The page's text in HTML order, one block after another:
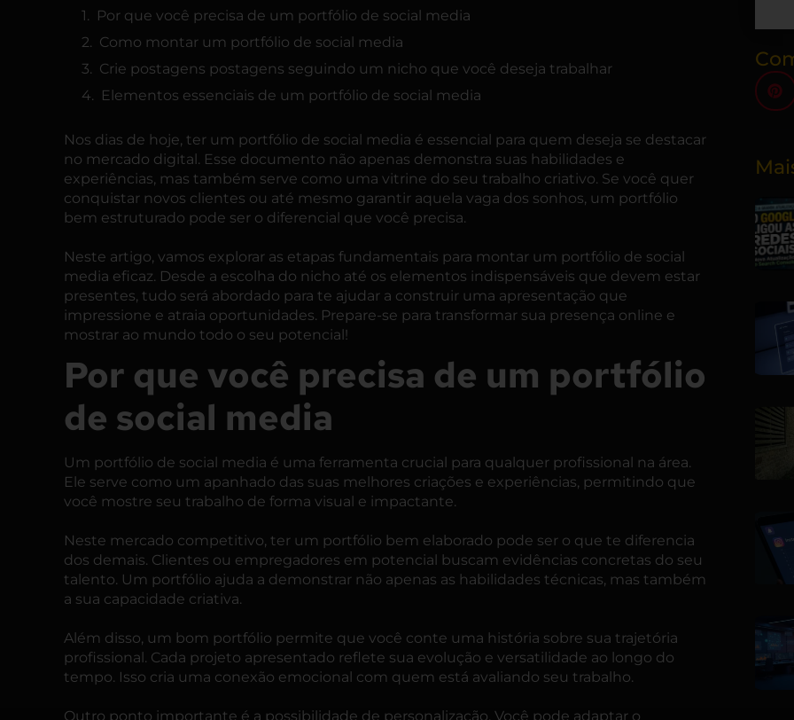
Por que você precisa de um portfólio de social media
Como montar um portfólio de social media
Crie postagens postagens seguindo um nicho que você deseja trabalhar
Elementos essenciais de um portfólio de social media
Nos dias de hoje, ter um portfólio de social media é essencial para quem deseja se destacar
no mercado digital. Esse documento não apenas demonstra suas habilidades e
experiências, mas também serve como uma vitrine do seu trabalho criativo. Se você quer
conquistar novos clientes ou até mesmo garantir aquela vaga dos sonhos, um portfólio
bem estruturado pode ser o diferencial que você precisa.
Neste artigo, vamos explorar as etapas fundamentais para montar um portfólio de social
media eficaz. Desde a escolha do nicho até os elementos indispensáveis que devem estar
presentes, tudo será abordado para te ajudar a construir uma apresentação que
impressione e atraia oportunidades. Prepare-se para transformar sua presença online e
mostrar ao mundo todo o seu potencial!
Por que você precisa de um portfólio
de social media
Um portfólio de social media é uma ferramenta crucial para qualquer profissional na área.
Ele serve como um apanhado das suas melhores criações e experiências, permitindo que
você mostre seu trabalho de forma visual e impactante.
Neste mercado competitivo, ter um portfólio bem elaborado pode ser o que te diferencia
dos demais. Clientes ou empregadores em potencial buscam evidências concretas do seu
talento. Um portfólio ajuda a demonstrar não apenas as habilidades técnicas, mas também
a sua capacidade criativa.
Além disso, um bom portfólio permite que você conte uma história sobre sua trajetória
profissional. Cada projeto apresentado reflete sua evolução e versatilidade ao longo do
tempo. Isso cria uma conexão emocional com quem está avaliando seu trabalho.
Outro ponto importante é a possibilidade de personalização. Você pode adaptar o